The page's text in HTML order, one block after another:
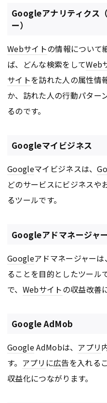
Googleアナリティクス
ー）
Webサイトの情報について
ば、どんな検索をしてWeb
サイトを訪れた人の属性情
か、訪れた人の行動パター
るのです。
Googleマイビジネス
Googleマイビジネスは、
どのサービスにビジネスや
るツールです。
Googleアドマネージャー
Googleアドマネージャーは
ることを目的としたツール
で、 Webサイトの収益改善
Google AdMob
GoogleAdMobは、 アプリ
す。 アプリ に広告を入れる
収益化につながります。